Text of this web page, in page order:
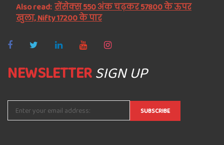
Also read: सेंसेक्स 550 अंक चढ़कर 57800 के ऊपर
खुला, Nifty 17200 के पार
NEWSLETTERSIGN UP